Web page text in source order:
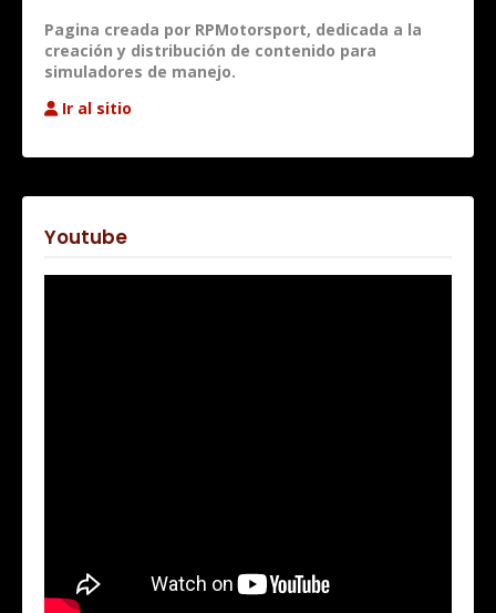
Pagina creada por RPMotorsport, dedicada a la
creación y distribución de contenido para
simuladores de manejo.
Ir al sitio
Youtube